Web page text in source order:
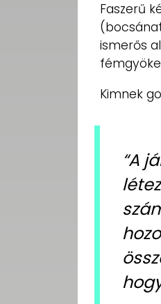
Faszerű
ismerős
Kimnek
“A